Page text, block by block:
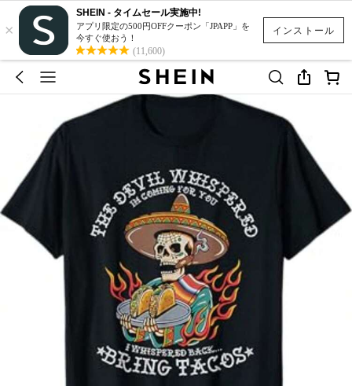
インストール
×
SHEIN - タイムセール実施中!
アプリ限定の500円OFFクーポン「JPAPP」を
今すぐ使おう！
(11,600)